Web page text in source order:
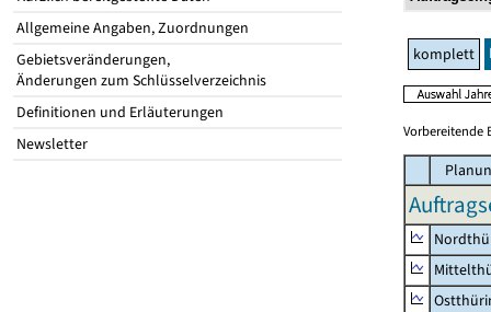
Allgemeine Angaben, Zuordnungen
Gebietsveränderungen,
Änderungen zum Schlüsselverzeichnis
Definitionen und Erläuterungen
Newsletter
komplett
Vorbereitende